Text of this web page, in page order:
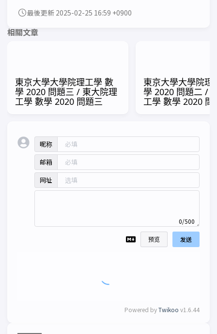
最後更新 2025-02-25 16:59 +0900
相關文章
東京大學大學院理工學 數
學 2020 問題三 / 東大院理
工學 數學 2020 問題三
東京大學大學院理
學 2020 問題二 /
工學 數學 2020 問
昵称
邮箱
网址
0/500
预览 发送
Powered byTwikoo v1.6.44